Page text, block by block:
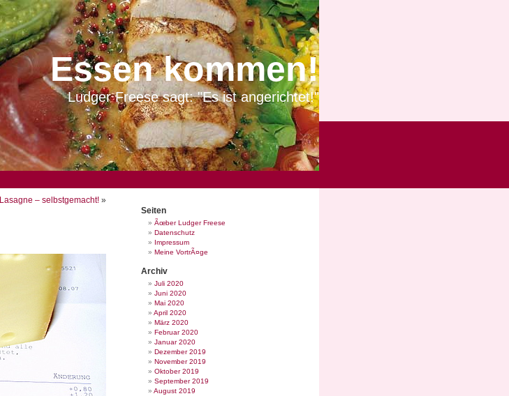
Essen kommen!
Ludger Freese sagt: "Es ist angerichtet!"
Lasagne – selbstgemacht! »
Seiten
Ãœber Ludger Freese
Datenschutz
Impressum
Meine VortrÃ¤ge
Archiv
Juli 2020
Juni 2020
Mai 2020
April 2020
März 2020
Februar 2020
Januar 2020
Dezember 2019
November 2019
Oktober 2019
September 2019
August 2019